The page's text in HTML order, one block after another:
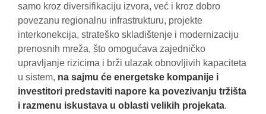
samo kroz diversifikaciju izvora, već i kroz dobro
povezanu regionalnu infrastrukturu, projekte
interkonekcija, strateško skladištenje i modernizaciju
prenosnih mreža, što omogućava zajedničko
upravljanje rizicima i brži ulazak obnovljivih kapaciteta
u sistem, na sajmu će energetske kompanije i
investitori predstaviti napore ka povezivanju tržišta
i razmenu iskustava u oblasti velikih projekata.